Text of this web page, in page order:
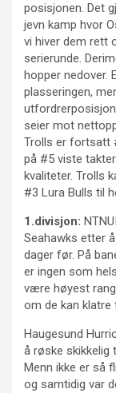
posisjonen. Det
jevn kamp hvor
vi hiver dem rett
serierunde.
hopper nedover.
plasseringen,
seier mot
Trolls er fortsatt
på #5 viste
kvaliteter. Trolls
#3 Lura Bulls til
1.divisjon:
Seahawks etter
dager før. På
er ingen som
være høyest
om de kan
Haugesund
å røske skikkelig
Menn ikke er så
og samtidig var